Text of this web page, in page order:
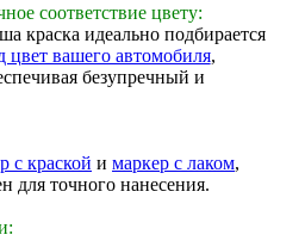
соответствие цвету:
краска идеально подбирается
цвет вашего автомобиля,
безупречный и
с краской и маркер с лаком,
для точного нанесения.